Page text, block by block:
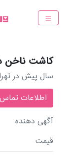
کاشت ناخن
سال پیش در
اطلاعات تماس
آگهی دهنده
قیمت